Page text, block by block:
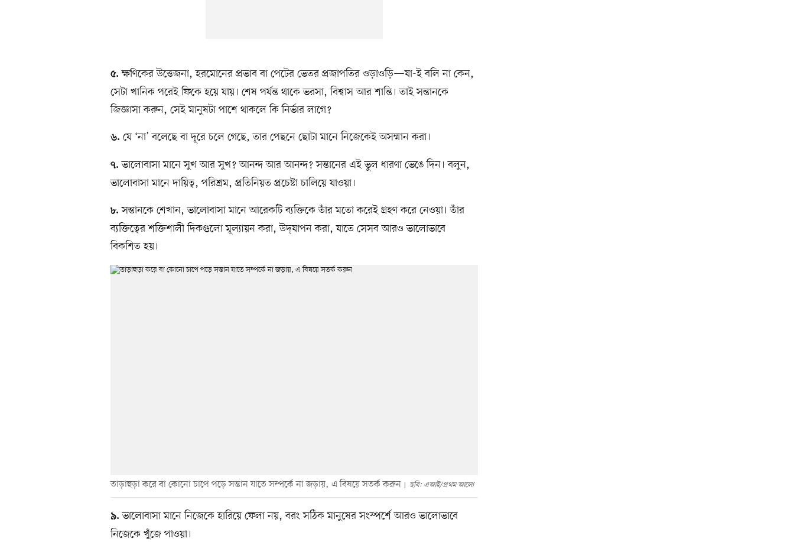
৫. ক্ষণিকের উত্তেজনা, হরমোনের প্রভাব বা পেটের ভেতর প্রজাপতির ওড়াওড়ি—যা-ই বলি না কেন,
সেটা খানিক পরেই ফিকে হয়ে যায়। শেষ পর্যন্ত থাকে ভরসা, বিশ্বাস আর শান্তি। তাই সন্তানকে
জিজ্ঞাসা করুন, সেই মানুষটা পাশে থাকলে কি নির্ভার লাগে?
৬. যে ‘না’ বলেছে বা দূরে চলে গেছে, তার পেছনে ছোটা মানে নিজেকেই অসম্মান করা।
৭. ভালোবাসা মানে সুখ আর সুখ? আনন্দ আর আনন্দ? সন্তানের এই ভুল ধারণা ভেঙে দিন। বলুন,
ভালোবাসা মানে দায়িত্ব, পরিশ্রম, প্রতিনিয়ত প্রচেষ্টা চালিয়ে যাওয়া।
৮. সন্তানকে শেখান, ভালোবাসা মানে আরেকটি ব্যক্তিকে তাঁর মতো করেই গ্রহণ করে নেওয়া। তাঁর
ব্যক্তিত্বের শক্তিশালী দিকগুলো মূল্যায়ন করা, উদ্‌যাপন করা, যাতে সেসব আরও ভালোভাবে
বিকশিত হয়।
তাড়াহুড়া করে বা কোনো চাপে পড়ে সন্তান যাতে সম্পর্কে না জড়ায়, এ বিষয়ে সতর্ক করুন ছবি: এআই/প্রথম আলো
৯. ভালোবাসা মানে নিজেকে হারিয়ে ফেলা নয়, বরং সঠিক মানুষের সংস্পর্শে আরও ভালোভাবে
নিজেকে খুঁজে পাওয়া।